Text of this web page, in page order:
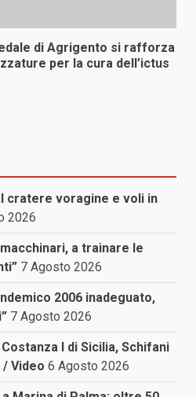
di Agrigento si rafforza
per la cura dell’ictus
cratere voragine e voli in
2026
a trainare le
7 Agosto 2026
2006 inadeguato,
7 Agosto 2026
I di Sicilia, Schifani
/ Video 6 Agosto 2026